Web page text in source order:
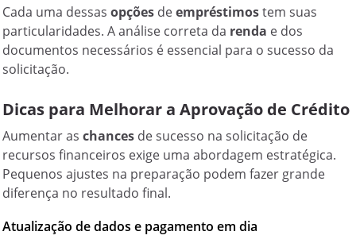
Cada uma dessasopções deempréstimostem suas
particularidades. A análise correta da renda e dos
documentos necessários é essencial para o sucesso da
solicitação.
Dicas para Melhorar a Aprovação de Crédito
Aumentar aschances de sucesso na solicitação de
recursos financeiros exige uma abordagem estratégica.
Pequenos ajustes na preparação podem fazer grande
diferença no resultado final.
Atualização de dados e pagamento em dia